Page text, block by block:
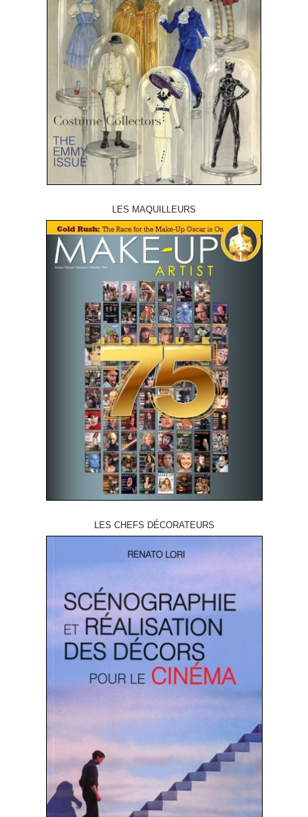
LES MAQUILLEURS
LES CHEFS DÉCORATEURS